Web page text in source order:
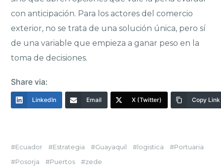
con anticipación. Para los actores del comercio
exterior, no se trata de una solución única, pero sí
de una variable que empieza a ganar peso en la
toma de decisiones.
Share via:
LinkedIn Email X (Twitter) Copy Link
Ecuador Estrategia Guayaquil logistica
Portuaria
Posorja
Puertos zede